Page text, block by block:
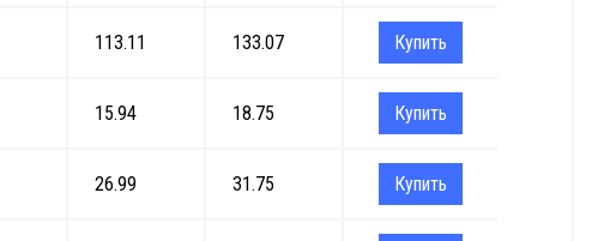
113.11 133.07 Купить
15.94 18.75 Купить
26.99 31.75 Купить